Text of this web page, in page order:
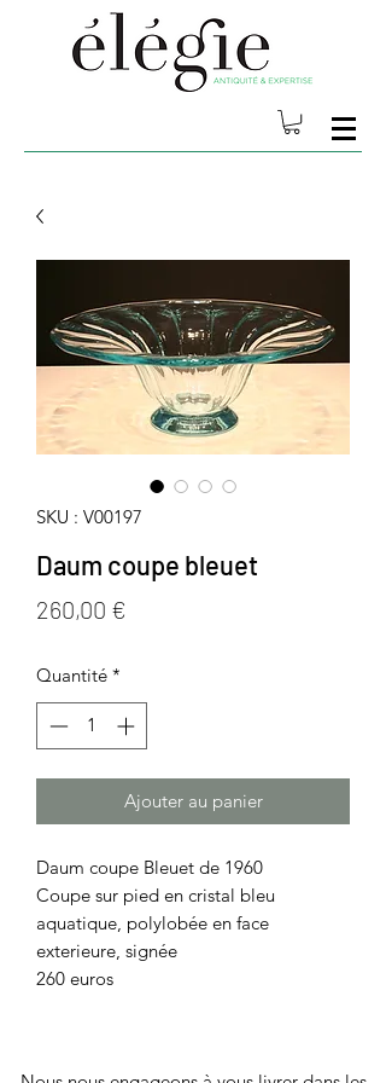
SKU : V00197
Daum coupe bleuet
260,00 €
Quantité *
Ajouter au panier
Daum coupe Bleuet de 1960
Coupe sur pied en cristal bleu
aquatique, polylobée en face
exterieure, signée
260 euros